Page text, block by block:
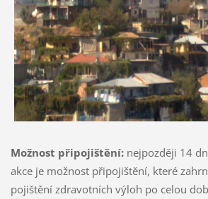
Možnost připojištění: nejpozději 14
akce je možnost připojištění, které
pojištění zdravotních výloh po celou